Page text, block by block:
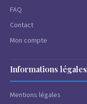
FAQ
Contact
Mon compte
Informations légales
Mentions légales